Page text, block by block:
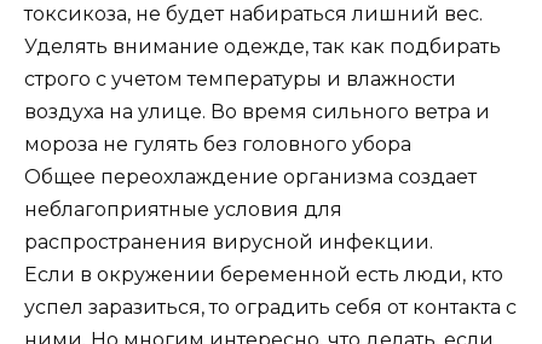
токсикоза, не будет набираться лишний вес.
Уделять внимание одежде, так как подбирать
строго с учетом температуры и влажности
воздуха на улице. Во время сильного ветра и
мороза не гулять без головного убора
Общее переохлаждение организма создает
неблагоприятные условия для
распространения вирусной инфекции.
Если в окружении беременной есть люди, кто
успел заразиться, то оградить себя от контакта с